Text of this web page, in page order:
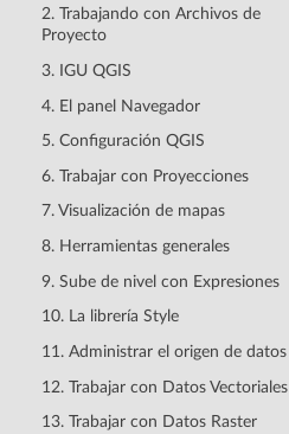
2. Trabajando con Archivos de
Proyecto
3. IGU QGIS
4. El panel Navegador
5. Configuración QGIS
6. Trabajar con Proyecciones
7. Visualización de mapas
8. Herramientas generales
9. Sube de nivel con Expresiones
10. La librería Style
11. Administrar el origen de datos
12. Trabajar con Datos Vectoriales
13. Trabajar con Datos Raster